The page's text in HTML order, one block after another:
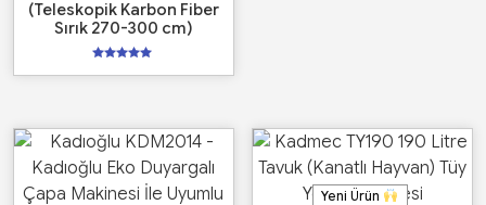
(Teleskopik Karbon Fiber
Sırık 270-300 cm)
üzerinden
Yeni Ürün